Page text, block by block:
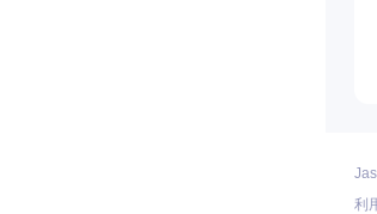
利